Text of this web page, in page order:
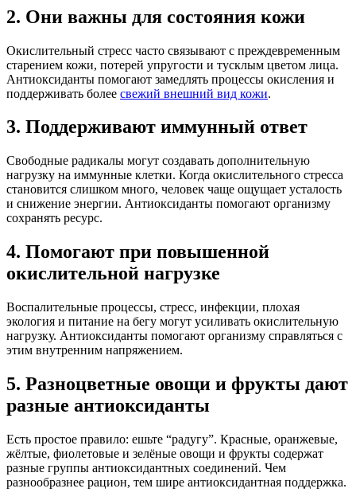
2. Они важны для состояния кожи
Окислительный стресс часто связывают с преждевременным
старением кожи, потерей упругости и тусклым цветом лица.
Антиоксиданты помогают замедлять процессы окисления и
поддерживать более свежий внешний вид кожи.
3. Поддерживают иммунный ответ
Свободные радикалы могут создавать дополнительную
нагрузку на иммунные клетки. Когда окислительного стресса
становится слишком много, человек чаще ощущает усталость
и снижение энергии. Антиоксиданты помогают организму
сохранять ресурс.
4. Помогают при повышенной
окислительной нагрузке
Воспалительные процессы, стресс, инфекции, плохая
экология и питание на бегу могут усиливать окислительную
нагрузку. Антиоксиданты помогают организму справляться с
этим внутренним напряжением.
5. Разноцветные овощи и фрукты дают
разные антиоксиданты
Есть простое правило: ешьте “радугу”. Красные, оранжевые,
жёлтые, фиолетовые и зелёные овощи и фрукты содержат
разные группы антиоксидантных соединений. Чем
разнообразнее рацион, тем шире антиоксидантная поддержка.